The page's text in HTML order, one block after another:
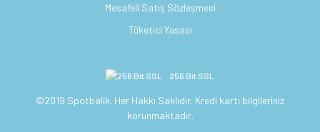
Mesafeli Satış Sözleşmesi
Tüketici Yasası
256 Bit SSL
©2019 Spotbalik. Her Hakkı Saklıdır. Kredi kartı bilgileriniz
korunmaktadır.